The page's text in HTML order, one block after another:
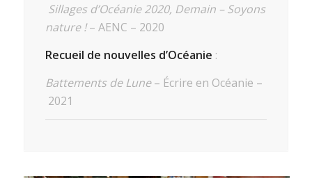
Sillages d’Océanie 2020, Demain – Soyons
nature !– AENC – 2020
Recueil de nouvelles d’Océanie :
Battements de Lune– Écrire en Océanie –
2021